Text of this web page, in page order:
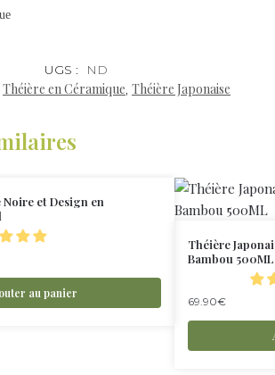
UGS :
ND
Théière en Céramique, Théière Japonaise
Noire et Design en
au panier
Théière
Bambou 500ML
69.90€